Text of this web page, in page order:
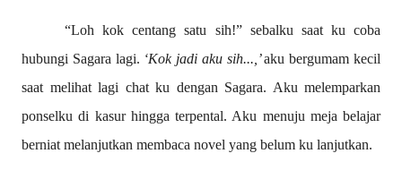
“Loh kok centang satu sih!” sebalku saat ku coba
hubungi Sagara lagi. ‘Kok jadi aku sih...,’aku bergumam kecil
saat melihat lagi chat ku dengan Sagara. Aku melemparkan
ponselku di kasur hingga terpental. Aku menuju meja belajar
berniat melanjutkan membaca novel yang belum ku lanjutkan.